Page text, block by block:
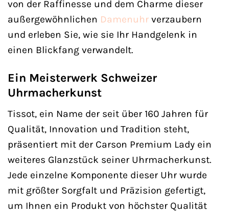
von der Raffinesse und dem Charme dieser
außergewöhnlichen Damenuhr verzaubern
und erleben Sie, wie sie Ihr Handgelenk in
einen Blickfang verwandelt.
Ein Meisterwerk Schweizer
Uhrmacherkunst
Tissot, ein Name der seit über 160 Jahren für
Qualität, Innovation und Tradition steht,
präsentiert mit der Carson Premium Lady ein
weiteres Glanzstück seiner Uhrmacherkunst.
Jede einzelne Komponente dieser Uhr wurde
mit größter Sorgfalt und Präzision gefertigt,
um Ihnen ein Produkt von höchster Qualität